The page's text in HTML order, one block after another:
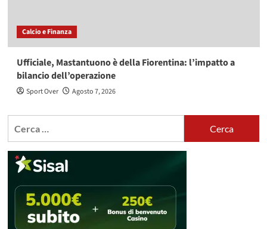
Calcio e Finanza
Ufficiale, Mastantuono è della Fiorentina: l’impatto a
bilancio dell’operazione
Sport Over Agosto 7, 2026